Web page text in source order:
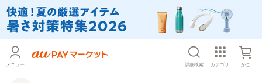
メニュー 詳細検索 カテゴリ かご